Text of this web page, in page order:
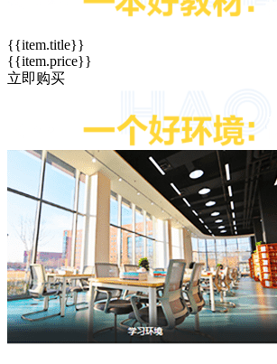
{{item.title}}
{{item.price}}
立即购买